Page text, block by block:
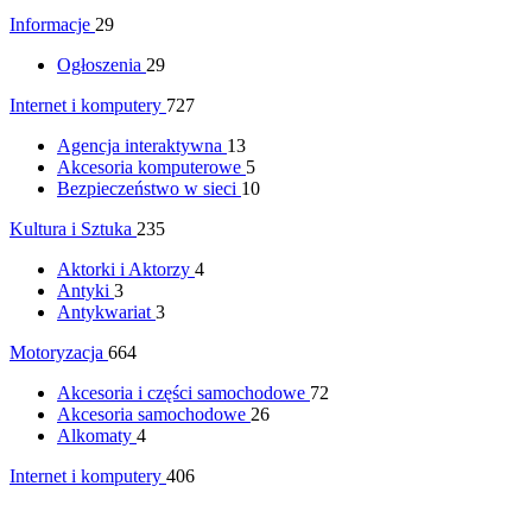
Informacje 29
Ogłoszenia 29
Internet i komputery 727
Agencja interaktywna 13
Akcesoria komputerowe 5
Bezpieczeństwo w sieci 10
Kultura i Sztuka 235
Aktorki i Aktorzy 4
Antyki 3
Antykwariat 3
Motoryzacja 664
Akcesoria i części samochodowe 72
Akcesoria samochodowe 26
Alkomaty 4
Internet i komputery 406